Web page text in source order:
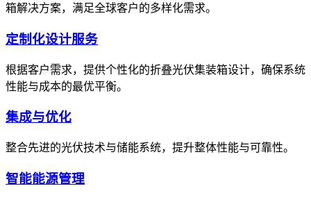
箱解决方案，满足全球客户的多样化需求。
定制化设计服务
根据客户需求，提供个性化的折叠光伏集装箱设计，确保系统
性能与成本的最优平衡。
集成与优化
整合先进的光伏技术与储能系统，提升整体性能与可靠性。
智能能源管理